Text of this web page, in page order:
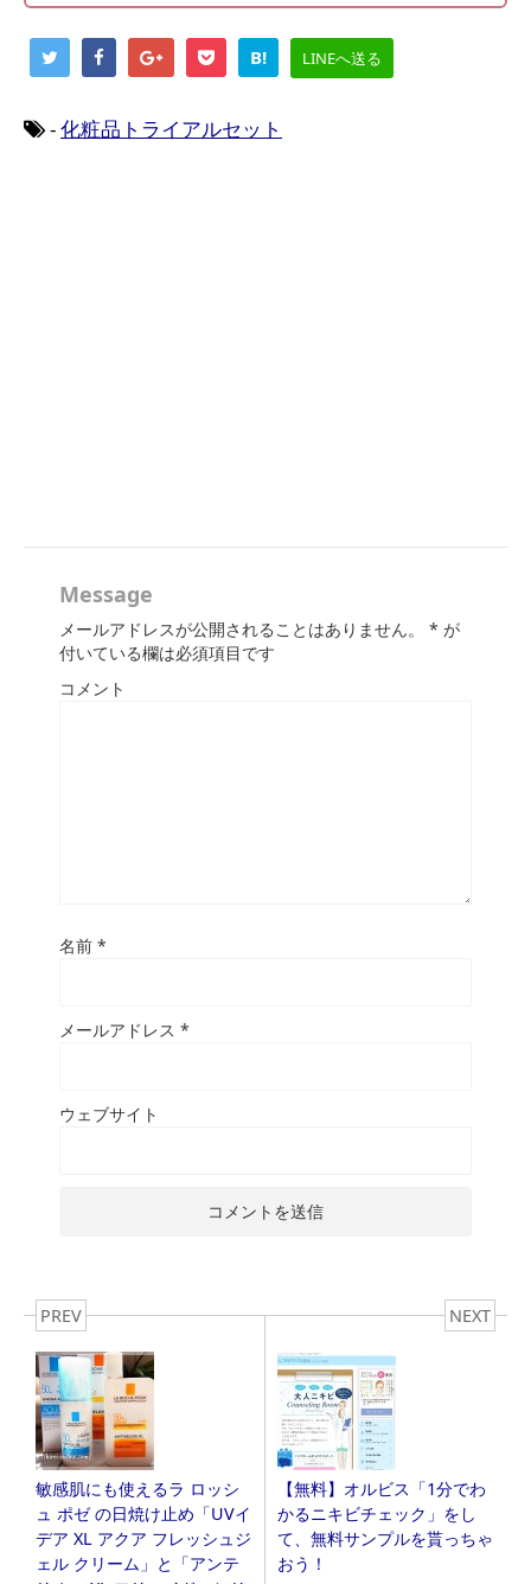
B! LINEへ送る
-化粧品トライアルセット
Message
メールアドレスが公開されることはありません。 * が
付いている欄は必須項目です
コメント
名前 *
メールアドレス *
ウェブサイト
PREV
敏感肌にも使えるラ ロッシ
ュ ポゼ の日焼け止め「UVイ
デア XL アクア フレッシュジ
ェル クリーム」と「アンテ
NEXT
【無料】オルビス「1分でわ
かるニキビチェック」をし
て、無料サンプルを貰っちゃ
おう！